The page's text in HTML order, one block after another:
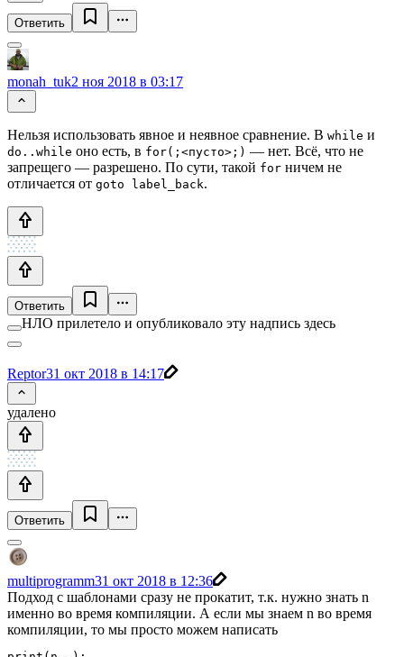
Ответить
monah_tuk2 ноя 2018 в 03:17
Нельзя использовать явное и неявное сравнение. В while и
do..while оно есть, в for(;<пусто>;) — нет. Всё, что не
запрещего — разрешено. По сути, такой for ничем не
отличается от goto label_back.
Ответить
НЛО прилетело и опубликовало эту надпись здесь
Reptor31 окт 2018 в 14:17
удалено
Ответить
multiprogramm31 окт 2018 в 12:36
Подход с шаблонами сразу не прокатит, т.к. нужно знать n
именно во время компиляции. А если мы знаем n во время
компиляции, то мы просто можем написать